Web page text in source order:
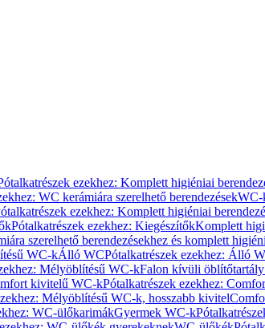
ezekhez: Komplett higiéniai
WC kerámiára szerelhető berendezésekWC-
ezekhez: Komplett higiéniai
Pótalkatrészek ezekhez: KiegészítőkKomplett
szerelhető berendezésekhez és komplett
WC-kÁlló WCPótalkatrészek ezekhez: Álló
Mélyöblítésű WC-kFalon kívüli
kivitelű WC-kPótalkatrészek ezekhez:
Mélyöblítésű WC-k, hosszabb kivitel
WC-ülőkarimákGyermek WC-k